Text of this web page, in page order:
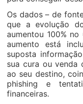
Os dados – de
que a evolução
aumentou 100%
aumento está
suposta
sua cura ou venda
ao seu destino,
phishing e
financeiras.